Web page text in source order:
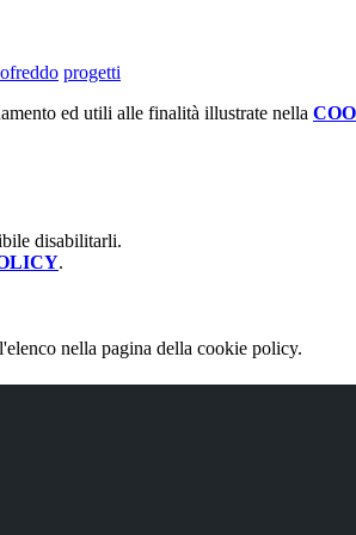
progetti
ed utili alle finalità illustrate nella
disabilitarli.
.
nella pagina della cookie policy.